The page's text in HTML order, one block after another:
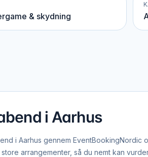
& skydning
i Aarhus
i Aarhus gennem
arrangementer, så du nemt kan